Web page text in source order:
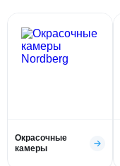
Окрасочные
камеры